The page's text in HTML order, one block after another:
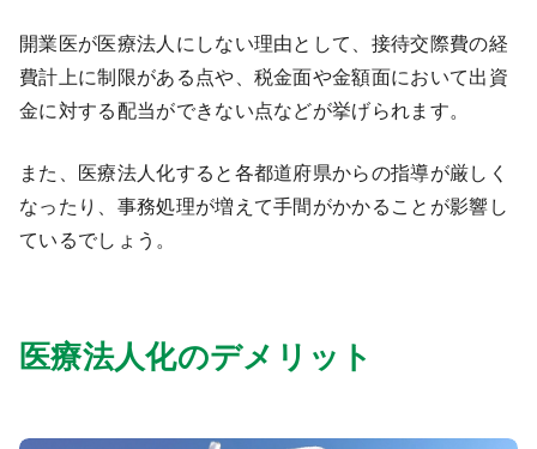
開業医が医療法人にしない理由として、接待交際費の経
費計上に制限がある点や、税金面や金額面において出資
金に対する配当ができない点などが挙げられます。
また、医療法人化すると各都道府県からの指導が厳しく
なったり、事務処理が増えて手間がかかることが影響し
ているでしょう。
医療法人化のデメリット